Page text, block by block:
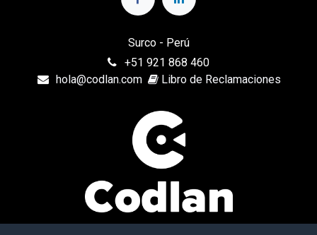
Surco - Perú
+51 921 868 460
hola@codlan.com
Libro de Reclamaciones